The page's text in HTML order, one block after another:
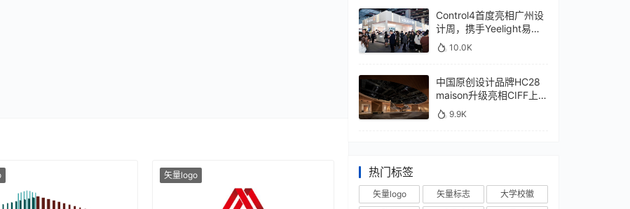
矢量logo
Control4首度亮相广州设
计周，携手Yeelight易来
深化本土战略
10.0K
中国原创设计品牌HC28
maison升级亮相CIFF上
海，汇聚设计巨擘
9.9K
热门标签
矢量logo 矢量标志
大学校徽